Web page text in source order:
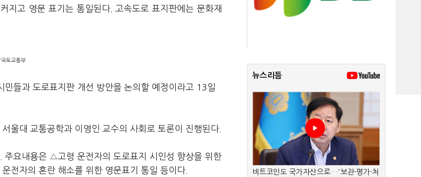
지고 영문 표기는 통일된다. 고속도로 표지판에는 문화재
토교통부
들과 도로표지판 개선 방안을 논의할 예정이라고 13일
울대 교통공학과 이영인 교수의 사회로 토론이 진행된다.
주요내용은 △고령 운전자의 도로표지 시인성 향상을 위한
전자의 혼란 해소를 위한 영문표기 통일 등이다.
뉴스리듬
비트코인도 국가자산으로…'보관·평가·처